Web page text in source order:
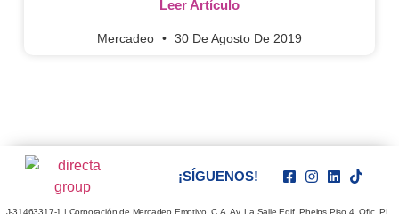
Leer Artículo
Mercadeo 30 De Agosto De 2019
¡SÍGUENOS!